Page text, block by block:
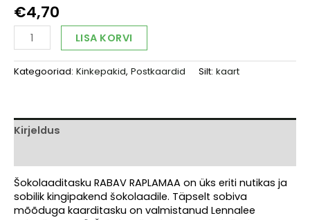
€4,70
Šokolaaditasku
RABAV
RAPLAMAA
kogus
LISA KORVI
Alternative:
Kategooriad: Kinkepakid, Postkaardid Silt: kaart
Kirjeldus
Šokolaaditasku RABAV RAPLAMAA on üks eriti nutikas ja
sobilik kingipakend šokolaadile. Täpselt sobiva
mõõduga kaarditasku on valmistanud Lennalee